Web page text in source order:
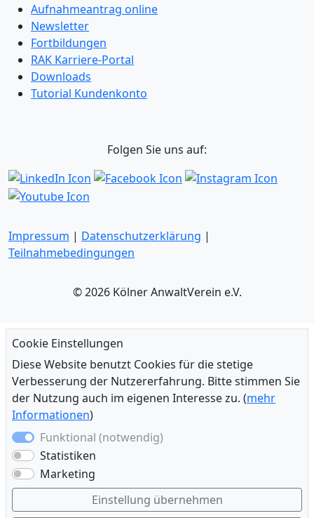
Aufnahmeantrag online
Newsletter
Fortbildungen
RAK Karriere-Portal
Downloads
Tutorial Kundenkonto
Folgen Sie uns auf:
Impressum | Datenschutzerklärung |
Teilnahmebedingungen
© 2026 Kölner AnwaltVerein e.V.
Cookie Einstellungen
Diese Website benutzt Cookies für die stetige
Verbesserung der Nutzererfahrung. Bitte stimmen Sie
der Nutzung auch im eigenen Interesse zu. (mehr
Informationen)
Funktional (notwendig)
Statistiken
Marketing
Einstellung übernehmen